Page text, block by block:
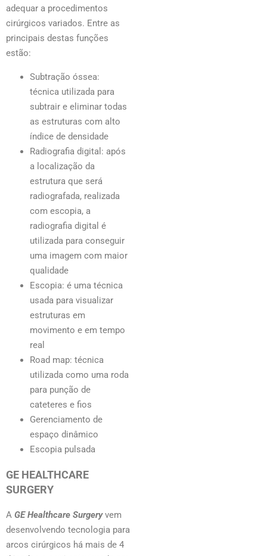
adequar a procedimentos
cirúrgicos variados. Entre as
principais destas funções
estão:
Subtração óssea:
técnica utilizada para
subtrair e eliminar todas
as estruturas com alto
índice de densidade
Radiografia digital: após
a localização da
estrutura que será
radiografada, realizada
com escopia, a
radiografia digital é
utilizada para conseguir
uma imagem com maior
qualidade
Escopia: é uma técnica
usada para visualizar
estruturas em
movimento e em tempo
real
Road map: técnica
utilizada como uma roda
para punção de
cateteres e fios
Gerenciamento de
espaço dinâmico
Escopia pulsada
GE HEALTHCARE
SURGERY
A GE Healthcare Surgeryvem
desenvolvendo tecnologia para
arcos cirúrgicos há mais de 4